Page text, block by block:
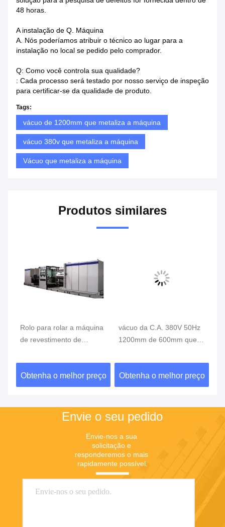
48 horas.
A instalação de Q. Máquina
A. Nós poderíamos atribuir o técnico ao lugar para a
instalação no local se pedido pelo comprador.
Q: Como você controla sua qualidade?
: Cada processo será testado por nosso serviço de inspeção
para certificar-se da qualidade de produto.
Tags:
vácuo de 1200mm que metaliza a máquina
vácuo 380v que metaliza a máquina
Vácuo que metaliza a máquina
Produtos similares
vácuo da C.A. 380V 50Hz
1200mm de 600mm que
Obtenha o melhor preço
máquina de revestimento
de alumínio do metal de
Obtenha o melhor preço
Envie o seu pedido
Envie-nos a sua
solicitação e
responderemos o mais
rapidamente possível.